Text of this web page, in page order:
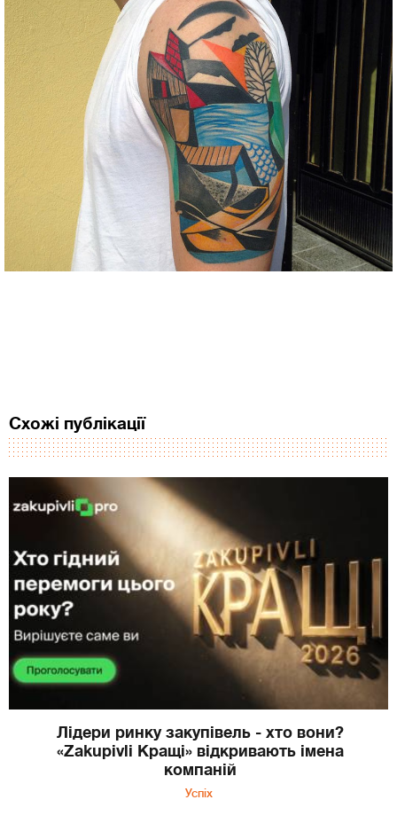
Схожі публікації
Лідери ринку закупівель - хто вони?
«Zakupivli Кращі» відкривають імена
компаній
Успіх